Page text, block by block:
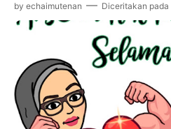
by echaimutenan Diceritakan pada